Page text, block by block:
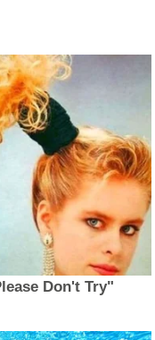
Don't Try"